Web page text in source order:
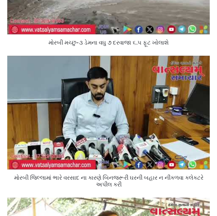
મોરબી મચ્છુ-૩ ડેમના વઘુ ૭ દરવાજા ૬.૫ ફૂટ ખોલાશે
મોરબી જિલ્લામાં ભારે વરસાદ ના કારણે બિનજરૂરી ઘરની બહાર ન નીકળવા કલેક્ટરે
અપીલ કરી